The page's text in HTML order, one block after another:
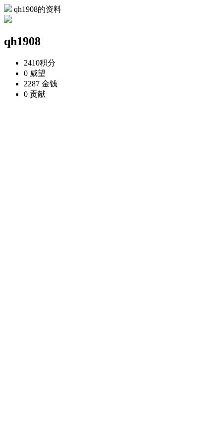
qh1908的资料
qh1908
2410积分
0 威望
2287 金钱
0 贡献